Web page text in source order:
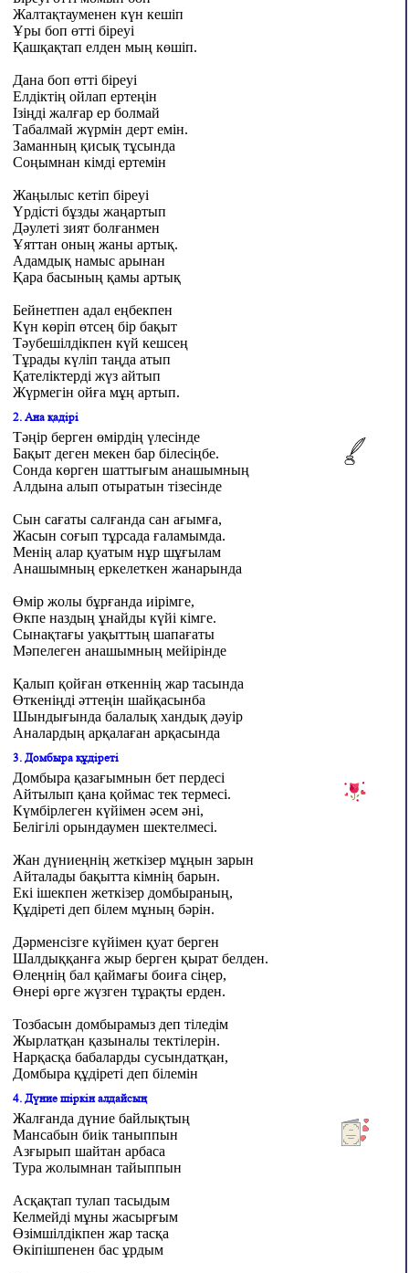
Жалтақтауменен күн кешіп
Ұры боп өтті біреуі
Қашқақтап елден мың көшіп.
Дана боп өтті біреуі
Елдіктің ойлап ертеңін
Ізіңді жалғар ер болмай
Табалмай жүрмін дерт емін.
Заманның қисық тұсында
Соңымнан кімді ертемін
Жаңылыс кетіп біреуі
Үрдісті бұзды жаңартып
Дәулеті зият болғанмен
Ұяттан оның жаны артық.
Адамдық намыс арынан
Қара басының қамы артық
Бейнетпен адал еңбекпен
Күн көріп өтсең бір бақыт
Тәубешілдікпен күй кешсең
Тұрады күліп таңда атып
Қателіктерді жүз айтып
Жүрмегін ойға мұң артып.
2. Ана қадірі
Тәңір берген өмірдің үлесінде
Бақыт деген мекен бар білесіңбе.
Сонда көрген шаттығым анашымның
Алдына алып отыратын тізесінде
Сын сағаты салғанда сан ағымға,
Жасын соғып тұрсада ғаламымда.
Менің алар қуатым нұр шұғылам
Анашымның еркелеткен жанарында
Өмір жолы бұрғанда иірімге,
Өкпе наздың ұнайды күйі кімге.
Сынақтағы уақыттың шапағаты
Мәпелеген анашымның мейірінде
Қалып қойған өткеннің жар тасында
Өткеніңді әттеңін шайқасынба
Шындығында балалық хандық дәуір
Аналардың арқалаған арқасында
3. Домбыра құдіреті
Домбыра қазағымнын бет пердесі
Айтылып қана қоймас тек термесі.
Күмбірлеген күйімен əсем əні,
Белігілі орындаумен шектелмесі.
Жан дүниеңнің жеткізер мұңын зарын
Айталады бақытта кімнің барын.
Екі ішекпен жеткізер домбыраның,
Құдіреті деп білем мұның бəрін.
Дəрменсізге күйімен қуат берген
Шалдыққанға жыр берген қырат белден.
Өлеңнің бал қаймағы боиға сіңер,
Өнері өрге жүзген тұрақты ерден.
Тозбасын домбырамыз деп тіледім
Жырлатқан қазыналы тектілерін.
Нарқасқа бабаларды сусындатқан,
Домбыра құдіреті деп білемін
4. Дүние шіркін алдайсың
Жалғанда дүние байлықтың
Мансабын биік таныппын
Азғырып шайтан арбаса
Тура жолымнан тайыппын
Асқақтап тулап тасыдым
Келмейді мұны жасырғым
Өзімшілдікпен жар тасқа
Өкіпішпенен бас ұрдым